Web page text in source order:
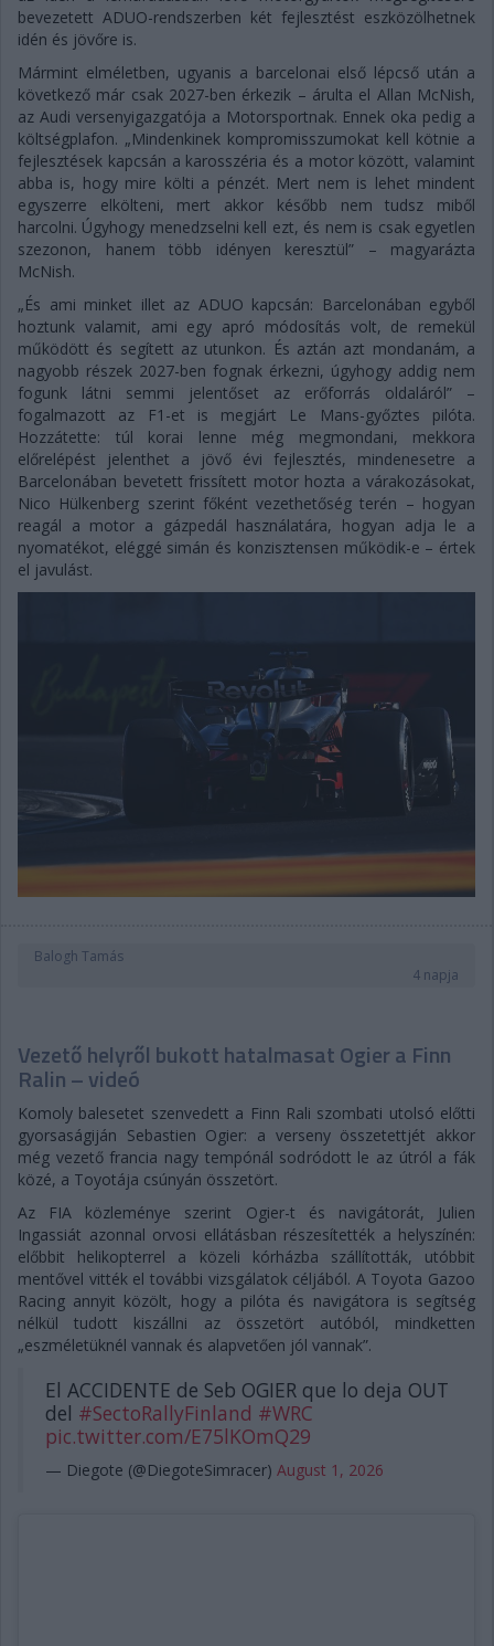
bevezetett ADUO-rendszerben két fejlesztést eszközölhetnek
idén és jövőre is.
Mármint elméletben, ugyanis a barcelonai első lépcső után a
következő már csak 2027-ben érkezik – árulta el Allan McNish,
az Audi versenyigazgatója a Motorsportnak. Ennek oka pedig a
költségplafon. „Mindenkinek kompromisszumokat kell kötnie a
fejlesztések kapcsán a karosszéria és a motor között, valamint
abba is, hogy mire költi a pénzét. Mert nem is lehet mindent
egyszerre elkölteni, mert akkor később nem tudsz miből
harcolni. Úgyhogy menedzselni kell ezt, és nem is csak egyetlen
szezonon, hanem több idényen keresztül” – magyarázta
McNish.
„És ami minket illet az ADUO kapcsán: Barcelonában egyből
hoztunk valamit, ami egy apró módosítás volt, de remekül
működött és segített az utunkon. És aztán azt mondanám, a
nagyobb részek 2027-ben fognak érkezni, úgyhogy addig nem
fogunk látni semmi jelentőset az erőforrás oldaláról” –
fogalmazott az F1-et is megjárt Le Mans-győztes pilóta.
Hozzátette: túl korai lenne még megmondani, mekkora
előrelépést jelenthet a jövő évi fejlesztés, mindenesetre a
Barcelonában bevetett frissített motor hozta a várakozásokat,
Nico Hülkenberg szerint főként vezethetőség terén – hogyan
reagál a motor a gázpedál használatára, hogyan adja le a
nyomatékot, eléggé simán és konzisztensen működik-e – értek
el javulást.
Balogh Tamás
4 napja
Vezető helyről bukott hatalmasat Ogier a Finn
Ralin – videó
Komoly balesetet szenvedett a Finn Rali szombati utolsó előtti
gyorsaságiján Sebastien Ogier: a verseny összetettjét akkor
még vezető francia nagy tempónál sodródott le az útról a fák
közé, a Toyotája csúnyán összetört.
Az FIA közleménye szerint Ogier-t és navigátorát, Julien
Ingassiát azonnal orvosi ellátásban részesítették a helyszínén:
előbbit helikopterrel a közeli kórházba szállították, utóbbit
mentővel vitték el további vizsgálatok céljából. A Toyota Gazoo
Racing annyit közölt, hogy a pilóta és navigátora is segítség
nélkül tudott kiszállni az összetört autóból, mindketten
„eszméletüknél vannak és alapvetően jól vannak”.
El ACCIDENTE de Seb OGIER que lo deja OUT
del #SectoRallyFinland #WRC
pic.twitter.com/E75lKOmQ29
— Diegote (@DiegoteSimracer) August 1, 2026